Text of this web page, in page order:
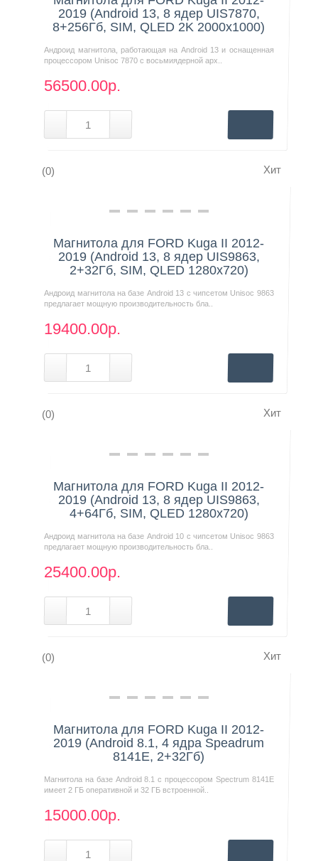
2019 (Android 13, 8 ядер UIS7870,
8+256Гб, SIM, QLED 2K 2000x1000)
Андроид магнитола, работающая на Android 13 и оснащенная
процессором Unisoc 7870 с восьмиядерной арх..
56500.00р.
(0) Хит
Нашли дешевле?
Магнитола для FORD Kuga II 2012-
2019 (Android 13, 8 ядер UIS9863,
2+32Гб, SIM, QLED 1280x720)
Андроид магнитола на базе Android 13 с чипсетом Unisoc 9863
предлагает мощную производительность бла..
19400.00р.
(0) Хит
Нашли дешевле?
Магнитола для FORD Kuga II 2012-
2019 (Android 13, 8 ядер UIS9863,
4+64Гб, SIM, QLED 1280x720)
Андроид магнитола на базе Android 10 с чипсетом Unisoc 9863
предлагает мощную производительность бла..
25400.00р.
(0) Хит
Нашли дешевле?
Магнитола для FORD Kuga II 2012-
2019 (Android 8.1, 4 ядра Speadrum
8141E, 2+32Гб)
Магнитола на базе Android 8.1 с процессором Spectrum 8141E
имеет 2 ГБ оперативной и 32 ГБ встроенной..
15000.00р.